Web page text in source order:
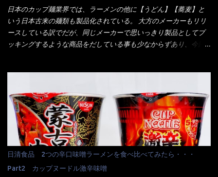
員さんも、アレー？といいながら私が受け付けますので・・・と
消えていった。 タッチパネルのやつ、安いのは嫌うんだな！？こ
のヤロー！ 待つ事暫し・・・10分は越えたと思うけど・・・出て
来ました。 こちらが本日のサラメシ【ホーリーバジル香る、タイ
く行きましたねぇ～ だからタイ料理屋さんには、辛味剤・酢・ナ
いた）が料理に必ず付いてきたものです。 でも流石にファミレ
スでは・・・それは無いね！残念だ～ 今回はすかいらーくグルー
プで、タイ料理をどの様に再現して提供しているか？を見るだけ
だなぁ～ 因みにガパオ＝ホーリーバジルなのです。 肉は通常チ
キンが多く豚や牛もあります。 肉は挽肉みたいなミンチではな
く、粗挽きの肉になるんです。 それに現地バンコクでは、卵は固
焼きが本来です。 今回はほぼ全熟の目玉焼きで、これは日本風
日本のカップ麺業界では、ラーメンの他に【うどん】【蕎麦】と
いう日本古来の麺類も製品化されている。 大方のメーカーもリリ
ースしている訳でだが、同じメーカーで思いっきり製品としてブ
ッキングするような商品をだしている事も少なからずあり、今回
ている訳で何故に敢えて本商品をリリースするの？ 確かに販売価
格は、緑のたぬきの実売は108円位で、ごつ盛り天ぷらそばは98円
でした。 殆ど変わらないじゃないか！？ そこで何が違うか・・・
メーカーHPから情報を得てみた。 ■原材料 比較（相手に含まれ
て居ない物質を赤色） ☆緑のたぬき 油揚げめん(小麦粉(国内製
造)、そば粉、植物油脂、植物性たん白、食塩、とろろ芋、卵白)、
かやく(小えびてんぷら、 かまぼこ )、添付調味料(砂糖、食塩、し
ょうゆ、魚介エキス、たん白加水分解物、香辛料、ねぎ、香味油
日清食品 2つの辛口味噌ラーメンを食べ比べてみたら・・・
Part2 カップヌードル激辛味噌